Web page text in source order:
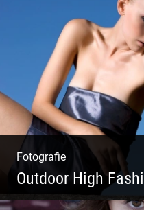
Coole Bartstyles |
& Schnitt | Creating
Fotografie
Outdoor High